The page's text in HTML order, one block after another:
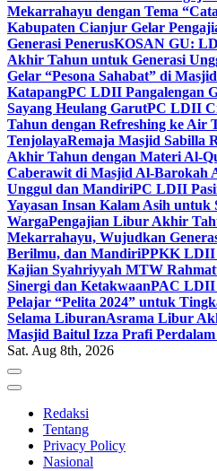
Mekarrahayu dengan Tema
Kabupaten Cianjur Gelar
Generasi PenerusKOSAN GU:
Akhir Tahun untuk Generasi
Gelar “Pesona Sahabat” di
KatapangPC LDII Pangalengan
Sayang Heulang GarutPC LDII
Tahun dengan Refreshing ke Air
TenjolayaRemaja Masjid Sabilla
Akhir Tahun dengan Materi Al-
Caberawit di Masjid Al-Barokah
Unggul dan MandiriPC LDII
Yayasan Insan Kalam Asih
WargaPengajian Libur Akhir
Mekarrahayu, Wujudkan
Berilmu, dan MandiriPPKK LDII
Kajian Syahriyyah MTW
Sinergi dan KetakwaanPAC LDII
Pelajar “Pelita 2024” untuk
Selama LiburanAsrama Libur
Masjid Baitul Izza Prafi
Sat. Aug 8th, 2026
Redaksi
Tentang
Privacy Policy
Nasional